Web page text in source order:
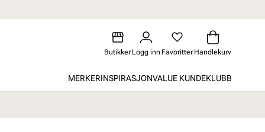
Butikker Logg inn Favoritter Handlekurv
MERKERINSPIRASJONVALUE KUNDEKLUBB